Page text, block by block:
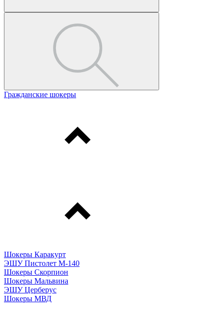
Гражданские шокеры
Шокеры Каракурт
ЭШУ Пистолет М-140
Шокеры Скорпион
Шокеры Мальвина
ЭШУ Церберус
Шокеры МВД